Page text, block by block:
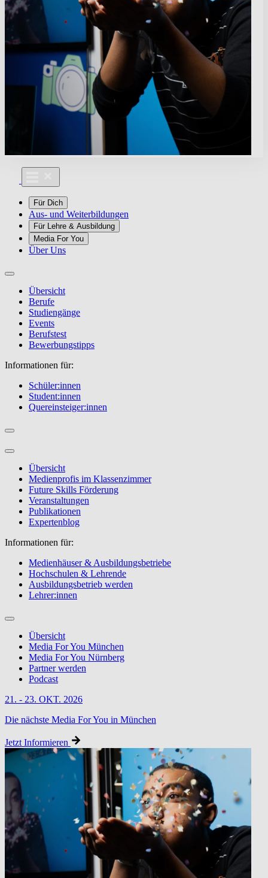
Für Dich
Aus- und Weiterbildungen
Für Lehre & Ausbildung
Media For You
Über Uns
Übersicht
Berufe
Studiengänge
Events
Berufstest
Bewerbungstipps
Informationen für:
Schüler:innen
Student:innen
Quereinsteiger:innen
Übersicht
Medienprofis im Klassenzimmer
Future Skills Förderung
Veranstaltungen
Publikationen
Expertenblog
Informationen für:
Medienhäuser & Ausbildungsbetriebe
Hochschulen & Lehrende
Ausbildungsbetrieb werden
Lehrer:innen
Übersicht
Media For You München
Media For You Nürnberg
Partner werden
Podcast
21. - 23. OKT. 2026
Die nächste Media For You in München
Jetzt Informieren